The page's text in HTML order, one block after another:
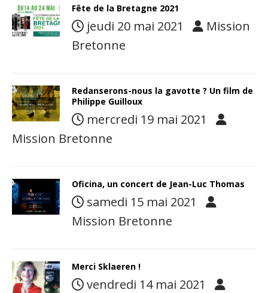
Fête de la Bretagne 2021
jeudi 20 mai 2021
Mission
Bretonne
Redanserons-nous la gavotte ? Un film de
Philippe Guilloux
mercredi 19 mai 2021
Mission Bretonne
Oficina, un concert de Jean-Luc Thomas
samedi 15 mai 2021
Mission Bretonne
Merci Sklaeren !
vendredi 14 mai 2021